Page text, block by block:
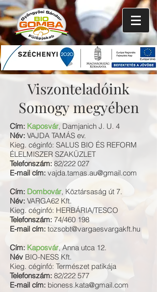
Viszonteladóink
Somogymegyében
Cím: Kaposvár, Damjanich J. U. 4
Név: VAJDA TAMÁS ev.
Kieg. céginfó: SALUS BIO ÉS REFORM
ÉLELMISZER SZAKÜZLET
Telefonszám: 82/222 027
E-mail cím: vajda.tamas.au@gmail.com
Cím: Dombovár, Köztársaság út 7.
Név: VARGA62 Kft.
Kieg. céginfó: HERBÁRIA/TESCO
Telefonszám: 74/460 198
E-mail cím: tozsobt@vargaesvargakft.hu
Cím: Kaposvár, Anna utca 12.
Név BIO-NESS Kft.
Kieg. céginfó: Természet patikája
Telefonszám: 82/222 577
E-mail cím: bioness.kata@gmail.com